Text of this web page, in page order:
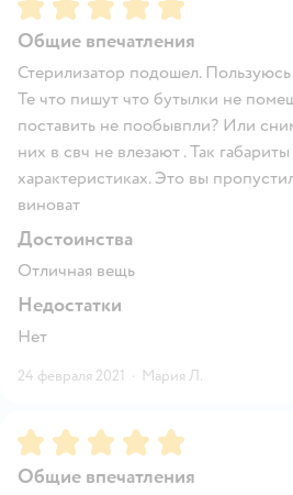
Общие впечатления
Стерилизатор подошел.
Те что пишут что бутылки не
поставить не пообывпли? Или
них в свч не влезают . Так
характеристиках. Это вы
виноват
Достоинства
Отличная вещь
Недостатки
Нет
24 февраля 2021 · Мария Л.
Рейтинг:5
Общие впечатления